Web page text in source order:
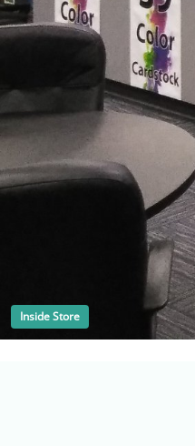
Inside Store